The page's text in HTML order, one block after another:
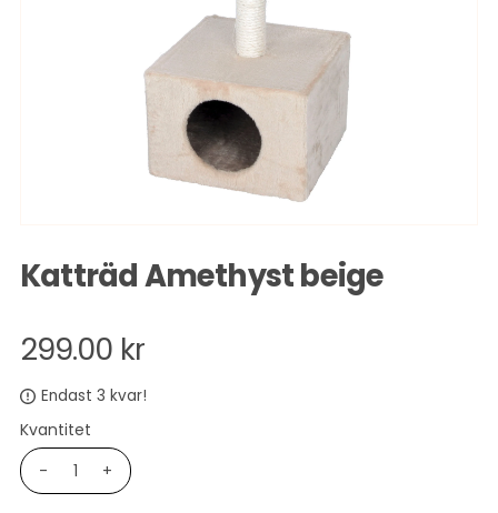
Katträd Amethyst beige
299.00 kr
Endast 3 kvar!
Kvantitet
-
+